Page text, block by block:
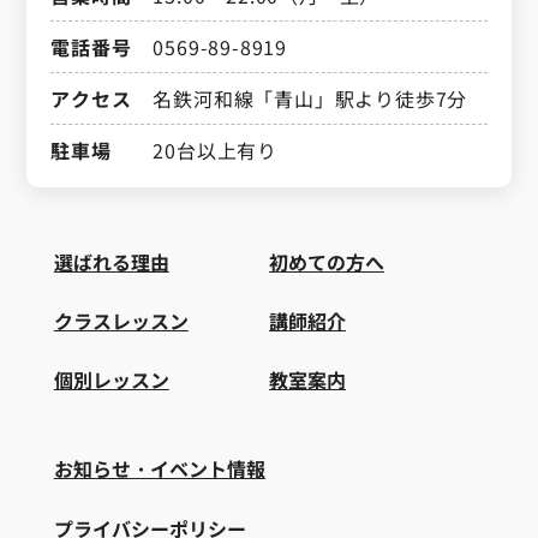
電話番号
0569-89-8919
アクセス
名鉄河和線「青山」駅より徒歩7分
駐車場
20台以上有り
選ばれる理由
クラスレッスン
個別レッスン
初めての方へ
講師紹介
教室案内
お知らせ・イベント情報
プライバシーポリシー